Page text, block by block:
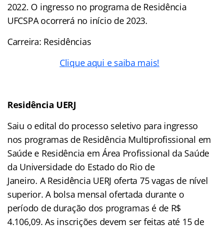
2022. O ingresso no programa de Residência
UFCSPA ocorrerá no início de 2023.
Carreira: Residências
Clique aqui e saiba mais!
Residência UERJ
Saiu o edital do processo seletivo para ingresso
nos programas de Residência Multiprofissional em
Saúde e Residência em Área Profissional da Saúde
da Universidade do Estado do Rio de
Janeiro. A Residência UERJ oferta 75 vagas de nível
superior. A bolsa mensal ofertada durante o
período de duração dos programas é de R$
4.106,09. As inscrições devem ser feitas até 15 de